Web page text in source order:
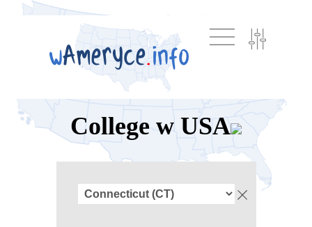
College w USA